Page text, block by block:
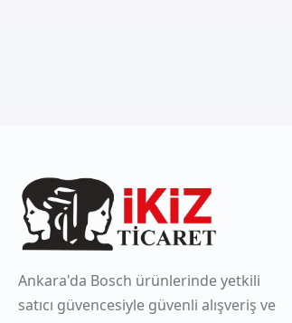
Ankara'da Bosch ürünlerinde yetkili
satıcı güvencesiyle güvenli alışveriş ve